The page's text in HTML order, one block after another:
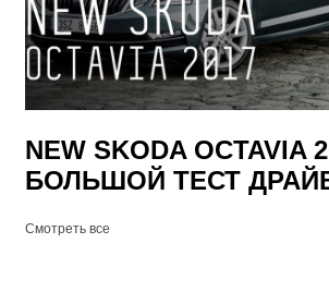
NEW SKODA OCTAVIA
БОЛЬШОЙ ТЕСТ
Смотреть все